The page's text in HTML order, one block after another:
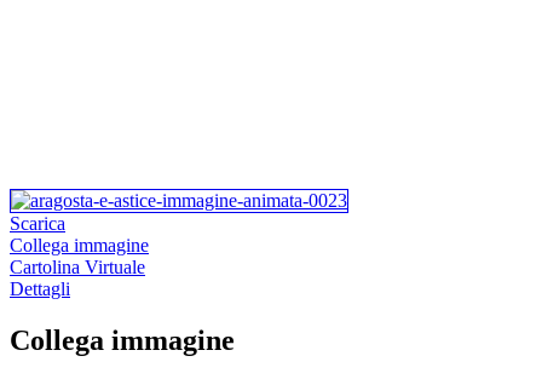
Scarica
Collega immagine
Cartolina Virtuale
Dettagli
Collega immagine